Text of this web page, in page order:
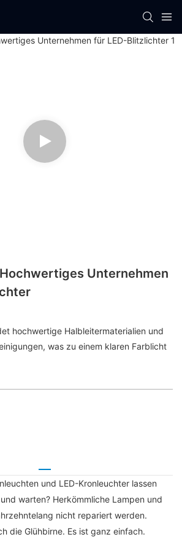
Unternehmen
hochwertige Halbleitermaterialien und
was zu einem klaren Farblicht
und LED-Kronleuchter lassen
warten? Herkömmliche Lampen und
nicht repariert werden.
die Glühbirne. Es ist ganz einfach.